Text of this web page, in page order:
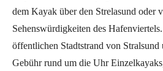
dem Kayak über den Strelasund oder
Sehenswürdigkeiten des
öffentlichen Stadtstrand von Stralsund
Gebühr rund um die Uhr